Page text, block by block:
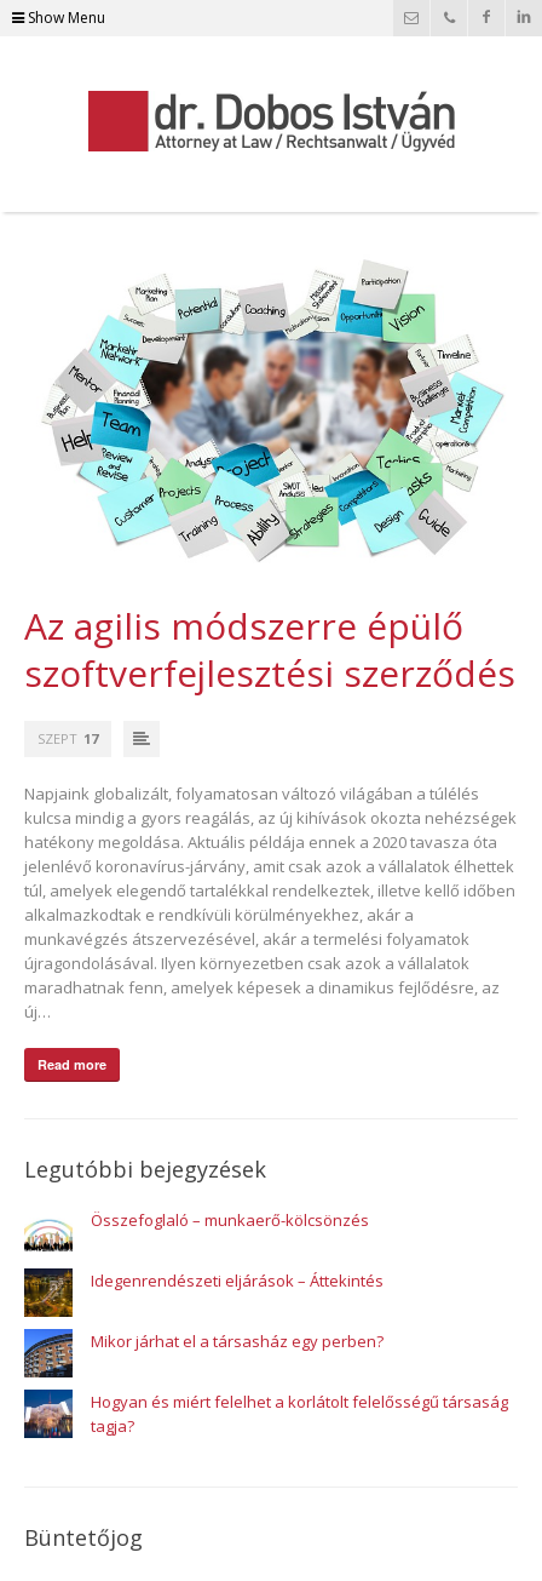
Show Menu
Az agilis módszerre épülő
szoftverfejlesztési szerződés
SZEPT 17
Napjaink globalizált, folyamatosan változó világában a túlélés
kulcsa mindig a gyors reagálás, az új kihívások okozta nehézségek
hatékony megoldása. Aktuális példája ennek a 2020 tavasza óta
jelenlévő koronavírus-járvány, amit csak azok a vállalatok élhettek
túl, amelyek elegendő tartalékkal rendelkeztek, illetve kellő időben
alkalmazkodtak e rendkívüli körülményekhez, akár a
munkavégzés átszervezésével, akár a termelési folyamatok
újragondolásával. Ilyen környezetben csak azok a vállalatok
maradhatnak fenn, amelyek képesek a dinamikus fejlődésre, az
új…
Read more
Legutóbbi bejegyzések
Összefoglaló – munkaerő-kölcsönzés
Idegenrendészeti eljárások – Áttekintés
Mikor járhat el a társasház egy perben?
Hogyan és miért felelhet a korlátolt felelősségű társaság
tagja?
Büntetőjog